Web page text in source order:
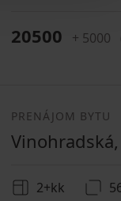
20500 + 5000
PRENÁJOM BYTU
2+kk